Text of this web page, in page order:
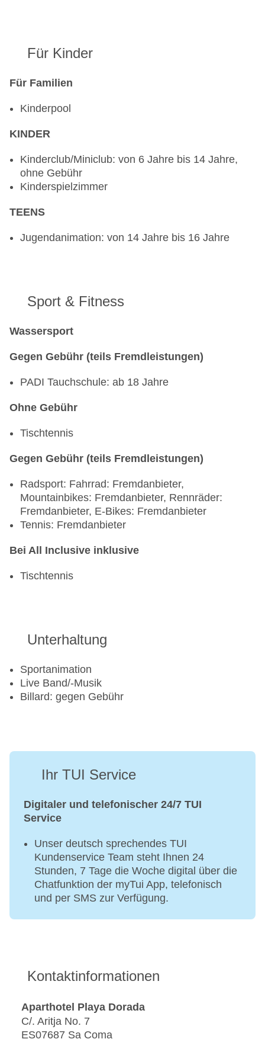
Für Kinder
Für Familien
Kinderpool
KINDER
Kinderclub/Miniclub: von 6 Jahre bis 14 Jahre,
ohne Gebühr
Kinderspielzimmer
TEENS
Jugendanimation: von 14 Jahre bis 16 Jahre
Sport & Fitness
Wassersport
Gegen Gebühr (teils Fremdleistungen)
PADI Tauchschule: ab 18 Jahre
Ohne Gebühr
Tischtennis
Gegen Gebühr (teils Fremdleistungen)
Radsport: Fahrrad: Fremdanbieter,
Mountainbikes: Fremdanbieter, Rennräder:
Fremdanbieter, E-Bikes: Fremdanbieter
Tennis: Fremdanbieter
Bei All Inclusive inklusive
Tischtennis
Unterhaltung
Sportanimation
Live Band/-Musik
Billard: gegen Gebühr
Ihr TUI Service
Digitaler und telefonischer 24/7 TUI
Service
Unser deutsch sprechendes TUI
Kundenservice Team steht Ihnen 24
Stunden, 7 Tage die Woche digital über die
Chatfunktion der myTui App, telefonisch
und per SMS zur Verfügung.
Kontaktinformationen
Aparthotel Playa Dorada
C/. Aritja No. 7
ES07687 Sa Coma